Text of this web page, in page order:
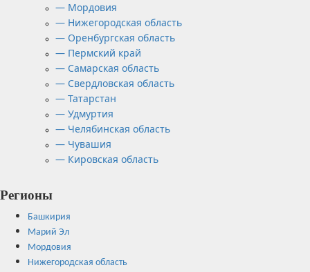
— Мордовия
— Нижегородская область
— Оренбургская область
— Пермский край
— Самарская область
— Свердловская область
— Татарстан
— Удмуртия
— Челябинская область
— Чувашия
— Кировская область
Регионы
Башкирия
Марий Эл
Мордовия
Нижегородская область